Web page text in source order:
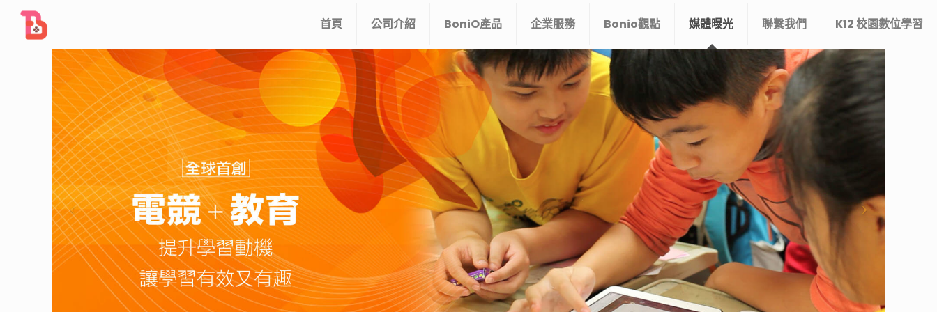
首頁 公司介紹 BoniO產品 企業服務 Bonio觀點 媒體曝光 聯繫我們 K12 校園數位學習